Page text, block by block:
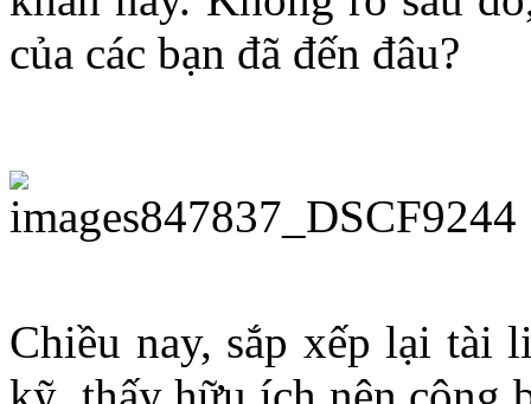
của các bạn đã đến đâu?
Chiều nay, sắp xếp lại